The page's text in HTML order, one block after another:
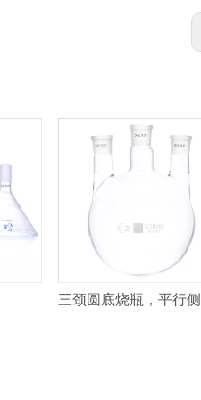
三颈圆底烧瓶，平行